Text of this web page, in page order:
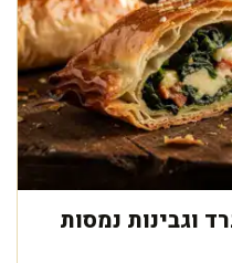
וגבינות נמסות